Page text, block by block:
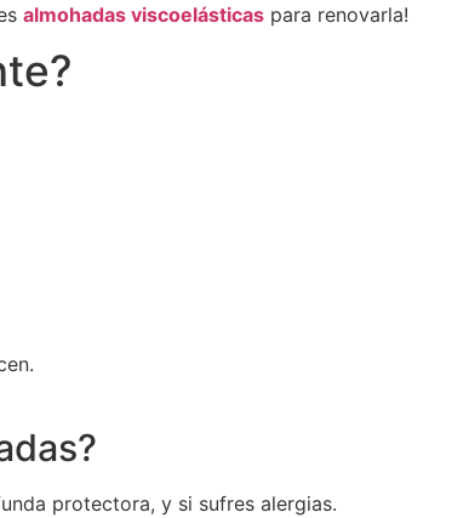
almohadas viscoelásticas para renovarla!
protectora, y si sufres alergias.